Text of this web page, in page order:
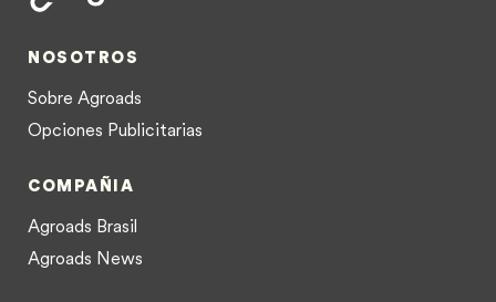
NOSOTROS
Sobre Agroads
Opciones Publicitarias
COMPAÑIA
Agroads Brasil
Agroads News